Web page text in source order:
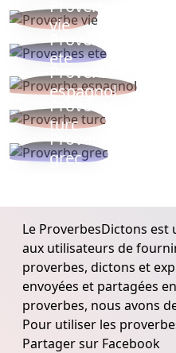
Proverbe
vie
Proverbes
ete
Proverbe
espagnol
Proverbe
turc
Proverbe
grec
Le ProverbesDictons
aux utilisateurs de
proverbes, dictons et
envoyées et partagées
proverbes, nous avons
Pour utiliser les
Partager sur Facebook